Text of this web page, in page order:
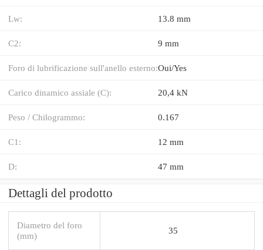
Lw: 13.8 mm
C2: 9 mm
Foro di lubrificazione sull'anello esterno:Oui/Yes
Carico dinamico assiale (C): 20,4 kN
Peso / Chilogrammo: 0.167
C1: 12 mm
D: 47 mm
Dettagli del prodotto
Diametro del foro
(mm)
35